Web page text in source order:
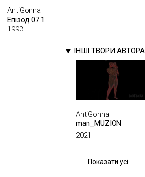
AntiGonna
Епізод 07.1
1993
ІНШІ ТВОРИ АВТОРА
AntiGonna
man_MUZION
2021
Показати усі